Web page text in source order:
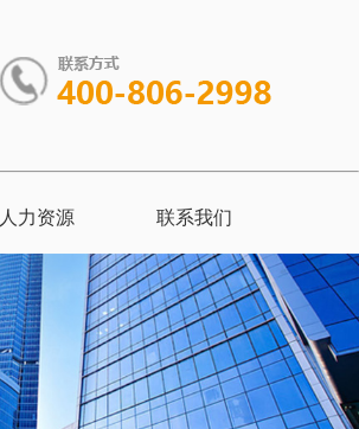
人力资源 联系我们